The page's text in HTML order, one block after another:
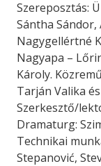
Szereposztás:
Sántha Sándor,
Nagygellértné
Nagyapa –
Károly.
Tarján Valika
Szerkesztő/
Dramaturg:
Technikai
Stepanović,